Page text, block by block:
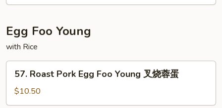
米
粉
Egg Foo Young
with Rice
Roast
Pork
Egg
57. Roast Pork Egg Foo Young 叉烧蓉蛋
$10.50